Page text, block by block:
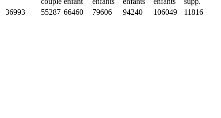
36993
55287 66460 79606 94240 106049 11816